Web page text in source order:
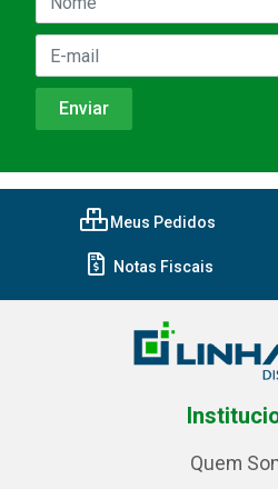
Meus Pedidos
Notas Fiscais
Quem